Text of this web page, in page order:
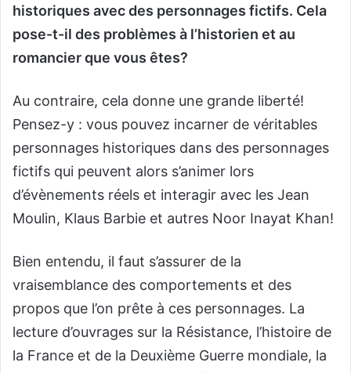
historiques avec des personnages fictifs. Cela
pose-t-il des problèmes à l’historien et au
romancier que vous êtes?
Au contraire, cela donne une grande liberté!
Pensez-y : vous pouvez incarner de véritables
personnages historiques dans des personnages
fictifs qui peuvent alors s’animer lors
d’évènements réels et interagir avec les Jean
Moulin, Klaus Barbie et autres Noor Inayat Khan!
Bien entendu, il faut s’assurer de la
vraisemblance des comportements et des
propos que l’on prête à ces personnages. La
lecture d’ouvrages sur la Résistance, l’histoire de
la France et de la Deuxième Guerre mondiale, la